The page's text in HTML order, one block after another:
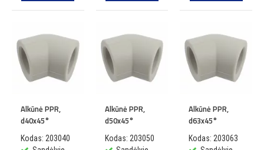
Alkūnė PPR,
d40x45°
Kodas: 203040
Alkūnė PPR,
d50x45°
Kodas: 203050
Alkūnė PPR,
d63x45°
Kodas: 203063